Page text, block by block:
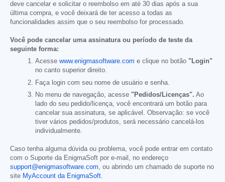
deve cancelar e solicitar o reembolso em até 30 dias após a sua
última compra, e você deixará de ter acesso a todas as
funcionalidades assim que o seu reembolso for processado.
Você pode cancelar uma assinatura ou período de teste da
seguinte forma:
Acesse www.enigmasoftware.com e clique no botão "Login"
no canto superior direito.
Faça login com seu nome de usuário e senha.
No menu de navegação, acesse "Pedidos/Licenças". Ao
lado do seu pedido/licença, você encontrará um botão para
cancelar sua assinatura, se aplicável. Observação: se você
tiver vários pedidos/produtos, será necessário cancelá-los
individualmente.
Caso tenha alguma dúvida ou problema, você pode entrar em contato
com o Suporte da EnigmaSoft por e-mail, no endereço
support@enigmasoftware.com, ou abrindo um chamado de suporte no
site MyAccount da EnigmaSoft.